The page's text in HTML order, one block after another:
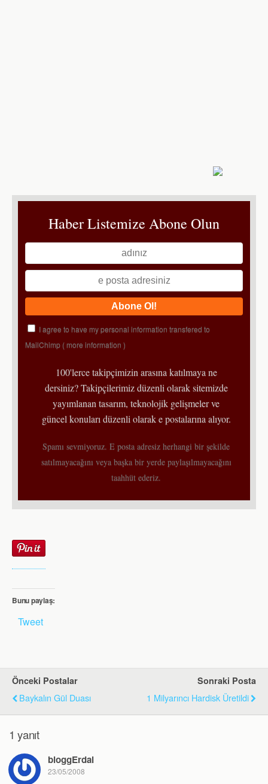
Haber Listemize Abone Olun
I agree to have my personal information transfered to
MailChimp ( more information )
100'lerce takipçimizin arasına katılmaya ne
dersiniz? Takipçilerimiz düzenli olarak sitemizde
yayımlanan tasarım, teknolojik gelişmeler ve
güncel konuları düzenli olarak e postalarına alıyor.
Spamı sevmiyoruz. E posta adresiz herhangi bir şekilde
satılmayacağını veya başka bir yerde paylaşılmayacağını
taahhüt ederiz.
Bunu paylaş:
Tweet
Önceki Postalar
Baykalın Gül Duası
Sonraki Posta
1 Milyarıncı Hardisk Üretildi
1 yanıt
bloggErdal
23/05/2008